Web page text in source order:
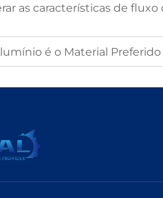
as características de
é o Material Preferido para